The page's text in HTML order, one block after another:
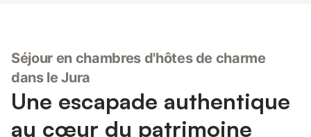
Séjour en chambres d'hôtes de charme
dans le Jura
Une escapade authentique
au cœur du patrimoine